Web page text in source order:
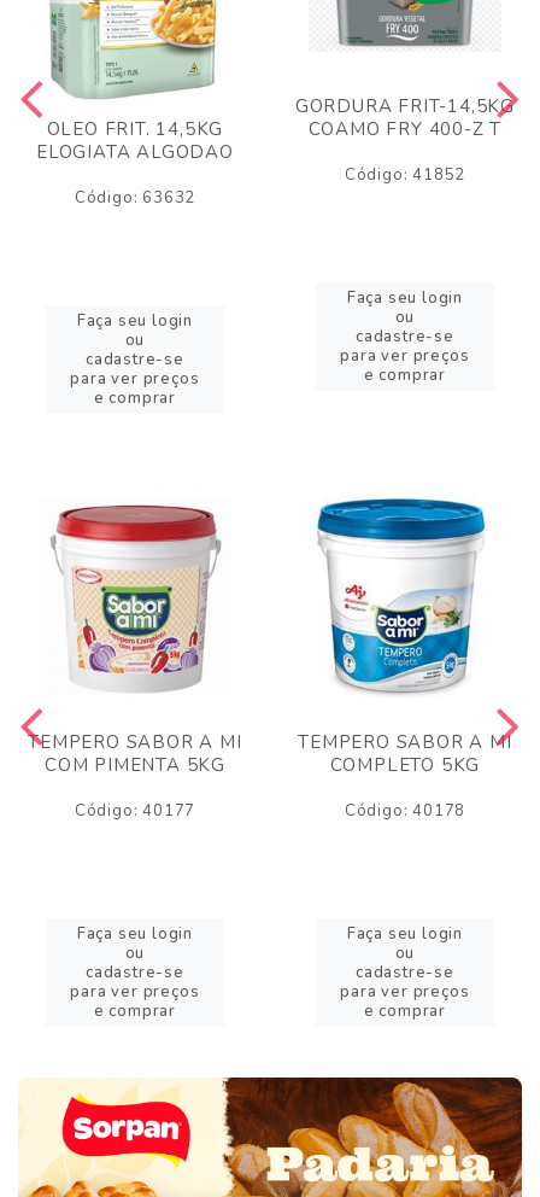
OLEO FRIT. 14,5KG
ELOGIATA ALGODAO
Código: 63632
Faça seu login
ou
cadastre-se
para ver preços
e comprar
GORDURA FRIT-14,5KG
COAMO FRY 400-Z T
Código: 41852
Faça seu login
ou
cadastre-se
para ver preços
e comprar
TEMPERO SABOR A MI
COM PIMENTA 5KG
Código: 40177
Faça seu login
ou
cadastre-se
para ver preços
e comprar
TEMPERO SABOR A MI
COMPLETO 5KG
Código: 40178
Faça seu login
ou
cadastre-se
para ver preços
e comprar